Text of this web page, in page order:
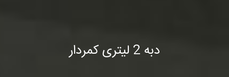
دبه 2 لیتری کمردار